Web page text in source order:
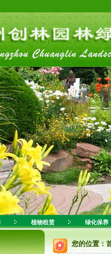
植物租赁 绿化保养
您的位置：